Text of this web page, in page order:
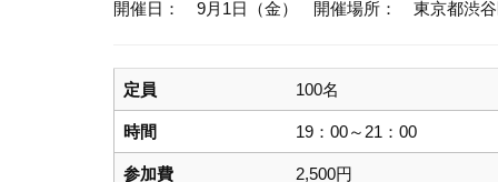
開催日： 9月1日（金） 開催場所： 東京都渋
定員 100名
時間 19：00～21：00
参加費 2,500円